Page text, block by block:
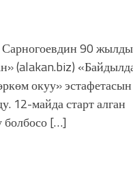
90
(alakan.biz)
окуу» эстафетасын
12-майда старт алган
болбосо […]